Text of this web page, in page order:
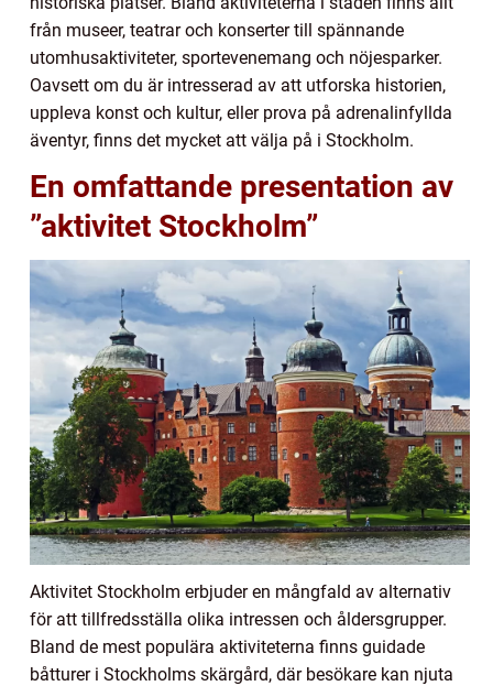
från museer, teatrar och konserter till spännande
utomhusaktiviteter, sportevenemang och nöjesparker.
Oavsett om du är intresserad av att utforska historien,
uppleva konst och kultur, eller prova på adrenalinfyllda
äventyr, finns det mycket att välja på i Stockholm.
En omfattande presentation av
”aktivitet Stockholm”
Aktivitet Stockholm erbjuder en mångfald av alternativ
för att tillfredsställa olika intressen och åldersgrupper.
Bland de mest populära aktiviteterna finns guidade
båtturer i Stockholms skärgård, där besökare kan njuta